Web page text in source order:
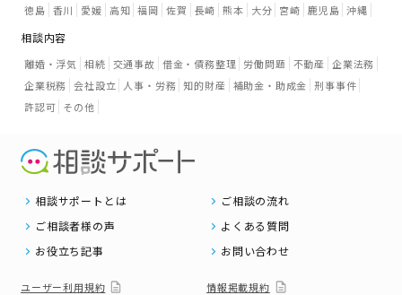
徳島 香川 愛媛 高知 福岡 佐賀 長崎 熊本 大分 宮崎 鹿児島 沖縄
相談内容
離婚・浮気 相続 交通事故 借金・債務整理 労働問題 不動産 企業法務
企業税務 会社設立 人事・労務 知的財産 補助金・助成金 刑事事件
許認可 その他
相談サポートとは
ご相談の流れ
ご相談者様の声
よくある質問
お役立ち記事
お問い合わせ
ユーザー利用規約 情報掲載規約